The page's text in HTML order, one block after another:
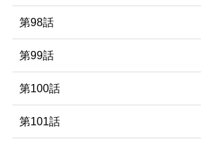
第98話
第99話
第100話
第101話